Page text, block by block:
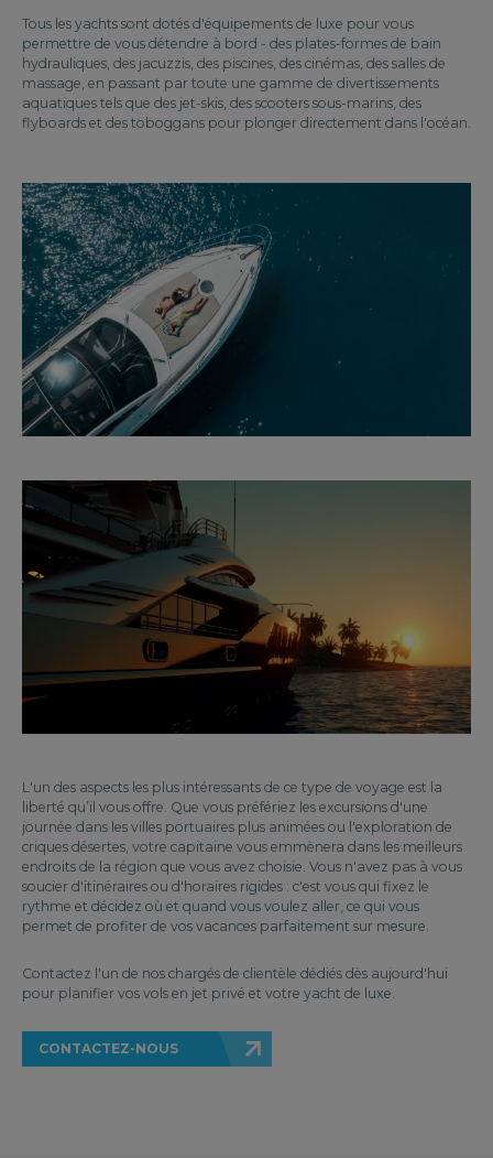
Tous les yachts sont dotés d'équipements de luxe pour vous
permettre de vous détendre à bord - des plates-formes de bain
hydrauliques, des jacuzzis, des piscines, des cinémas, des salles de
massage, en passant par toute une gamme de divertissements
aquatiques tels que des jet-skis, des scooters sous-marins, des
flyboards et des toboggans pour plonger directement dans l'océan.
L'un des aspects les plus intéressants de ce type de voyage est la
liberté qu’il vous offre. Que vous préfériez les excursions d'une
journée dans les villes portuaires plus animées ou l'exploration de
criques désertes, votre capitaine vous emmènera dans les meilleurs
endroits de la région que vous avez choisie. Vous n'avez pas à vous
soucier d'itinéraires ou d'horaires rigides : c'est vous qui fixez le
rythme et décidez où et quand vous voulez aller, ce qui vous
permet de profiter de vos vacances parfaitement sur mesure.
Contactez l'un de nos chargés de clientèle dédiés dès aujourd'hui
pour planifier vos vols en jet privé et votre yacht de luxe.
CONTACTEZ-NOUS